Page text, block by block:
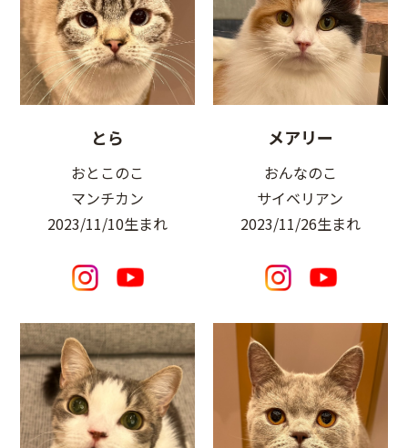
とら
おとこのこ
マンチカン
2023/11/10生まれ
メアリー
おんなのこ
サイベリアン
2023/11/26生まれ